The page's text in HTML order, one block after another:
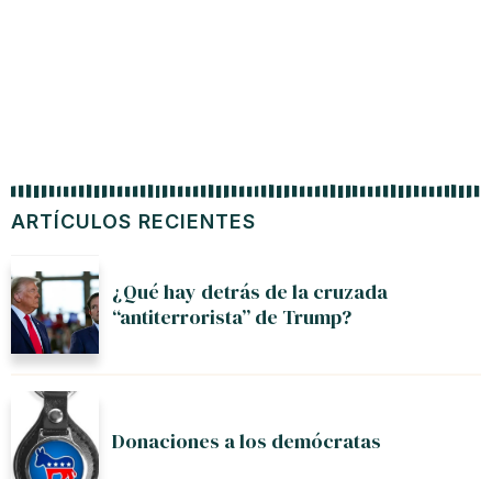
ARTÍCULOS RECIENTES
¿Qué hay detrás de la cruzada
“antiterrorista” de Trump?
Donaciones a los demócratas